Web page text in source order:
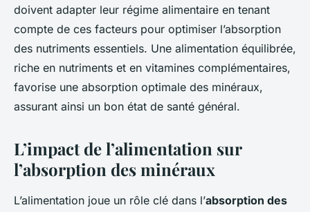
doivent adapter leur régime alimentaire en tenant
compte de ces facteurs pour optimiser l’absorption
des nutriments essentiels. Une alimentation équilibrée,
riche en nutriments et en vitamines complémentaires,
favorise une absorption optimale des minéraux,
assurant ainsi un bon état de santé général.
L’impact de l’alimentation sur
l’absorption des minéraux
L’alimentation joue un rôle clé dans l’absorption des